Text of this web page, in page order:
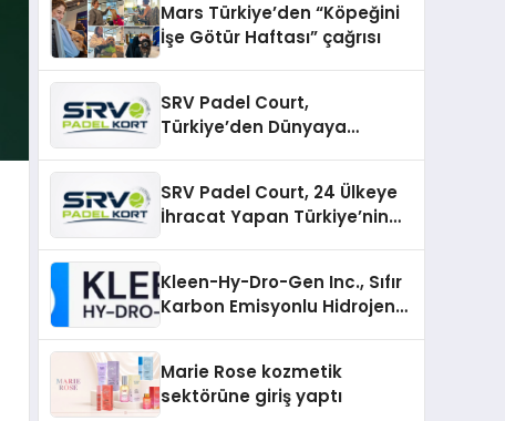
Mars Türkiye’den “Köpeğini
İşe Götür Haftası” çağrısı
SRV Padel Court,
Türkiye’den Dünyaya
SRV Padel Court, 24 Ülkeye
İhracat Yapan Türkiye’nin
Kleen-Hy-Dro-Gen Inc., Sıfır
Karbon Emisyonlu Hidrojen
Aldı
Marie Rose kozmetik
sektörüne giriş yaptı